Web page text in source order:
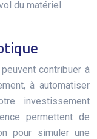
du matériel
contribuer à
à automatiser
investissement
permettent de
pour simuler une